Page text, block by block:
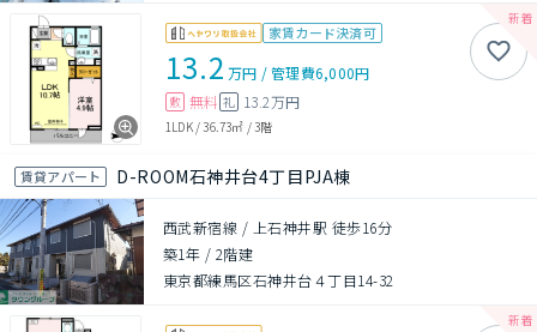
家賃カード決済可
13.2 万円 /管理費6,000円
敷 無料 礼 13.2万円
1LDK/36.73㎡ /3階
賃貸アパート D-ROOM石神井台4丁目PJA棟
西武新宿線 / 上石神井駅 徒歩16分
築1年 / 2階建
東京都練馬区石神井台４丁目14-32